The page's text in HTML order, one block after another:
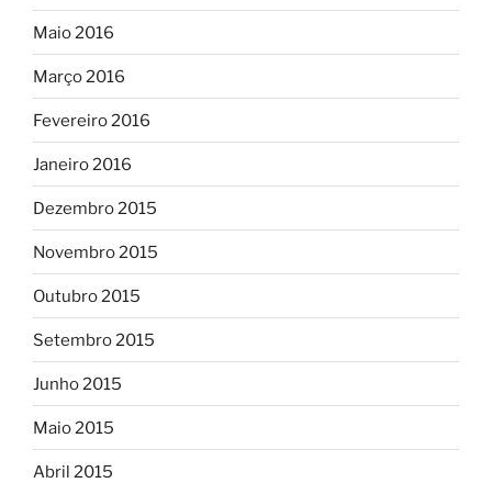
Maio 2016
Março 2016
Fevereiro 2016
Janeiro 2016
Dezembro 2015
Novembro 2015
Outubro 2015
Setembro 2015
Junho 2015
Maio 2015
Abril 2015